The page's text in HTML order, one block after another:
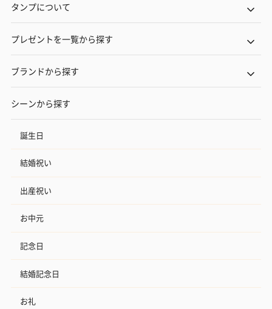
タンプについて
プレゼントを一覧から探す
ブランドから探す
シーンから探す
誕生日
結婚祝い
出産祝い
お中元
記念日
結婚記念日
お礼